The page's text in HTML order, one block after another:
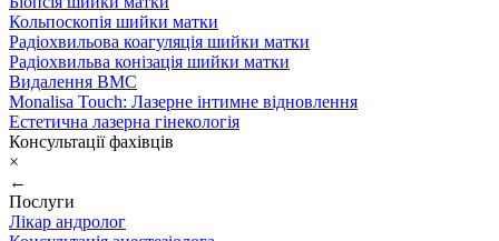
Кольпоскопія шийки матки
Радіохвильова коагуляція шийки матки
Радіохвильва конізація шийки матки
Видалення ВМС
Monalisa Touch: Лазерне інтимне відновлення
Естетична лазерна гінекологія
Консультації фахівців
×
←
Послуги
Лікар андролог